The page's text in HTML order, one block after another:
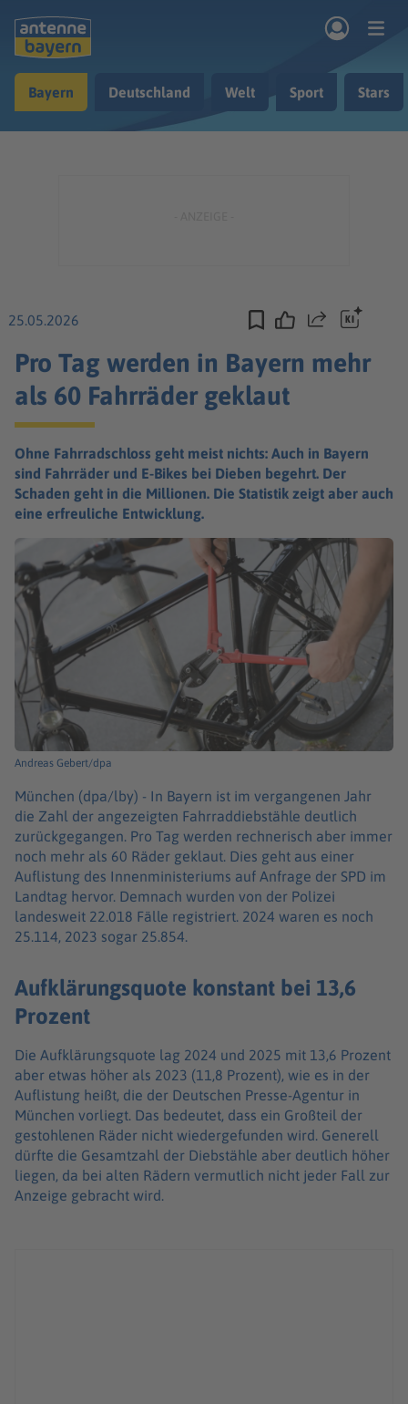
Musik & Radio
Bayern Deutschland Welt Sport Stars
25.05.2026 Teilen
Pro Tag werden in Bayern mehr
als 60 Fahrräder geklaut
Ohne Fahrradschloss geht meist nichts: Auch in Bayern
sind Fahrräder und E-Bikes bei Dieben begehrt. Der
Schaden geht in die Millionen. Die Statistik zeigt aber auch
eine erfreuliche Entwicklung.
Andreas Gebert/dpa
München (dpa/lby) - In Bayern ist im vergangenen Jahr
die Zahl der angezeigten Fahrraddiebstähle deutlich
zurückgegangen. Pro Tag werden rechnerisch aber immer
noch mehr als 60 Räder geklaut. Dies geht aus einer
Auflistung des Innenministeriums auf Anfrage der SPD im
Landtag hervor. Demnach wurden von der Polizei
landesweit 22.018 Fälle registriert. 2024 waren es noch
25.114, 2023 sogar 25.854.
Aufklärungsquote konstant bei 13,6
Prozent
Die Aufklärungsquote lag 2024 und 2025 mit 13,6 Prozent
aber etwas höher als 2023 (11,8 Prozent), wie es in der
Auflistung heißt, die der Deutschen Presse-Agentur in
München vorliegt. Das bedeutet, dass ein Großteil der
gestohlenen Räder nicht wiedergefunden wird. Generell
dürfte die Gesamtzahl der Diebstähle aber deutlich höher
liegen, da bei alten Rädern vermutlich nicht jeder Fall zur
Anzeige gebracht wird.